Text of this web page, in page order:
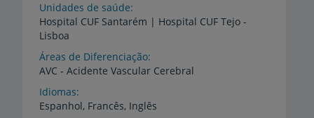
Unidades de saúde
Hospital CUF Santarém | Hospital CUF Tejo -
Lisboa
Áreas de Diferenciação
AVC - Acidente Vascular Cerebral
Idiomas
Espanhol, Francês, Inglês